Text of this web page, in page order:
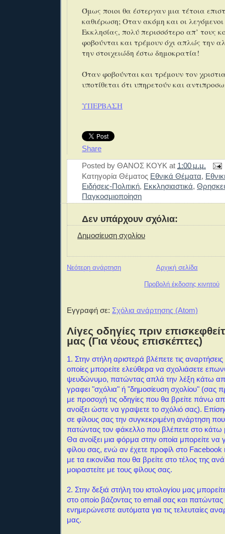
Όμως ποιοι θα έστεργαν μια τέτοια
καθιέρωση; Οταν ακόμη και οι
Εκκλησίας, πολύ περισσότερο απ’ τους
φοβούνται και τρέμουν όχι απλώς την
την στοιχειώδη έστω δημοκρατία!
Όταν φοβούνται και τρέμουν τον
υποτίθεται ότι υπηρετούν και
ΥΠΕΡΒΑΣΗ
Share
Posted by ΘΑΝΟΣ ΚΟΥΚ at 1:00 μ.μ.
Κατηγορία Θέματος Εθνικά Θέματα,
Ειδήσεις-Πολιτική, Εκκλησιαστικά,
Παγκοσμιοποίηση
Δεν υπάρχουν σχόλια:
Δημοσίευση σχολίου
Νεότερη ανάρτηση Αρχική σελίδα
Προβολή έκδοσης κινητού
Εγγραφή σε: Σχόλια ανάρτησης (Atom)
Λίγες οδηγίες πριν
μας (Για νέους επισκέπτες)
1. Στην στήλη αριστερά βλέπετε τις αναρτήσεις
οποίες μπορείτε ελεύθερα να σχολιάσετε
ψευδώνυμο, πατώντας απλά την λέξη κάτω
γραφει "σχόλια" ή "δημοσίευση σχολίου" (σας
με προσοχή τις οδηγίες που θα βρείτε πάνω
ανοίξει ώστε να γραψετε το σχόλιό σας).
σε φίλους σας την συγκεκριμένη ανάρτηση
πατώντας τον φάκελλο που βλέπετε στο κάτω
Θα ανοίξει μια φόρμα στην οποία μπορείτε να
φίλου σας, ενώ αν έχετε προφίλ στο Facebook
με τα εικονίδια που θα βρείτε στο τέλος της
μοιραστείτε με τους φίλους σας.
2. Στην δεξιά στήλη του ιστολογίου μας
στο οποίο βάζοντας το email σας και
ενημερώνεστε αυτόματα για τις τελευταίες
μας.